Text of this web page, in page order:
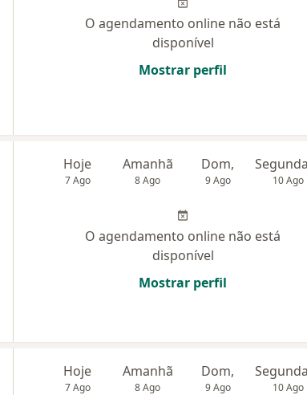
O agendamento online não está
disponível
Mostrar perfil
Hoje
7 Ago
Amanhã
8 Ago
Dom,
9 Ago 10 Ago
O agendamento online não está
disponível
Mostrar perfil
Hoje
7 Ago
Amanhã
8 Ago
Dom,
9 Ago 10 Ago